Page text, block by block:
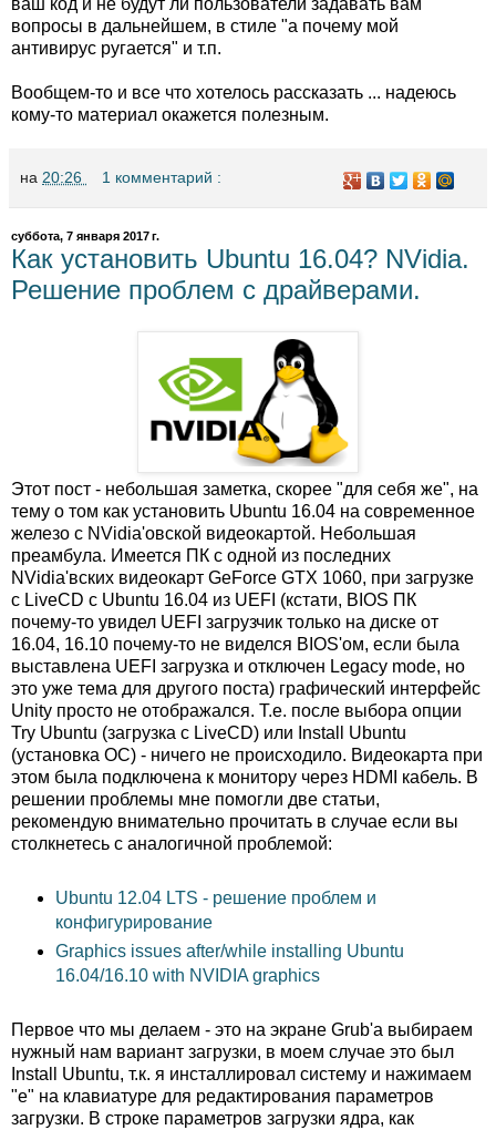
вопросы в дальнейшем, в стиле "а почему мой
антивирус ругается" и т.п.
Вообщем-то и все что хотелось рассказать ... надеюсь
кому-то материал окажется полезным.
на 20:26 1 комментарий :
суббота, 7 января 2017 г.
Как установить Ubuntu 16.04? NVidia.
Решение проблем с драйверами.
Этот пост - небольшая заметка, скорее "для себя же", на
тему о том как установить Ubuntu 16.04 на современное
железо с NVidia'овской видеокартой. Небольшая
преамбула. Имеется ПК с одной из последних
NVidia'вских видеокарт GeForce GTX 1060, при загрузке
с LiveCD с Ubuntu 16.04 из UEFI (кстати, BIOS ПК
почему-то увидел UEFI загрузчик только на диске от
16.04, 16.10 почему-то не виделся BIOS'ом, если была
выставлена UEFI загрузка и отключен Legacy mode, но
это уже тема для другого поста) графический интерфейс
Unity просто не отображался. Т.е. после выбора опции
Try Ubuntu (загрузка с LiveCD) или Install Ubuntu
(установка ОС) - ничего не происходило. Видеокарта при
этом была подключена к монитору через HDMI кабель. В
решении проблемы мне помогли две статьи,
рекомендую внимательно прочитать в случае если вы
столкнетесь с аналогичной проблемой:
Ubuntu 12.04 LTS - решение проблем и
конфигурирование
Graphics issues after/while installing Ubuntu
16.04/16.10 with NVIDIA graphics
Первое что мы делаем - это на экране Grub'а выбираем
нужный нам вариант загрузки, в моем случае это был
Install Ubuntu, т.к. я инсталлировал систему и нажимаем
"e" на клавиатуре для редактирования параметров
загрузки. В строке параметров загрузки ядра, как